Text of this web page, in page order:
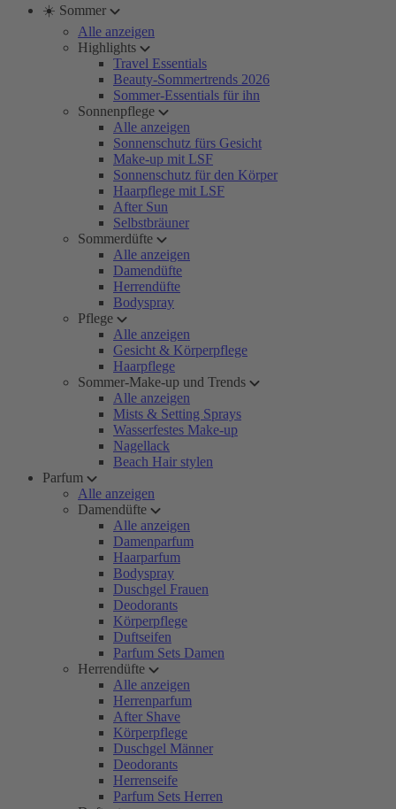
☀️ Sommer
Alle anzeigen
Highlights
Travel Essentials
Beauty-Sommertrends 2026
Sommer-Essentials für ihn
Sonnenpflege
Alle anzeigen
Sonnenschutz fürs Gesicht
Make-up mit LSF
Sonnenschutz für den Körper
Haarpflege mit LSF
After Sun
Selbstbräuner
Sommerdüfte
Alle anzeigen
Damendüfte
Herrendüfte
Bodyspray
Pflege
Alle anzeigen
Gesicht & Körperpflege
Haarpflege
Sommer-Make-up und Trends
Alle anzeigen
Mists & Setting Sprays
Wasserfestes Make-up
Nagellack
Beach Hair stylen
Parfum
Alle anzeigen
Damendüfte
Alle anzeigen
Damenparfum
Haarparfum
Bodyspray
Duschgel Frauen
Deodorants
Körperpflege
Duftseifen
Parfum Sets Damen
Herrendüfte
Alle anzeigen
Herrenparfum
After Shave
Körperpflege
Duschgel Männer
Deodorants
Herrenseife
Parfum Sets Herren